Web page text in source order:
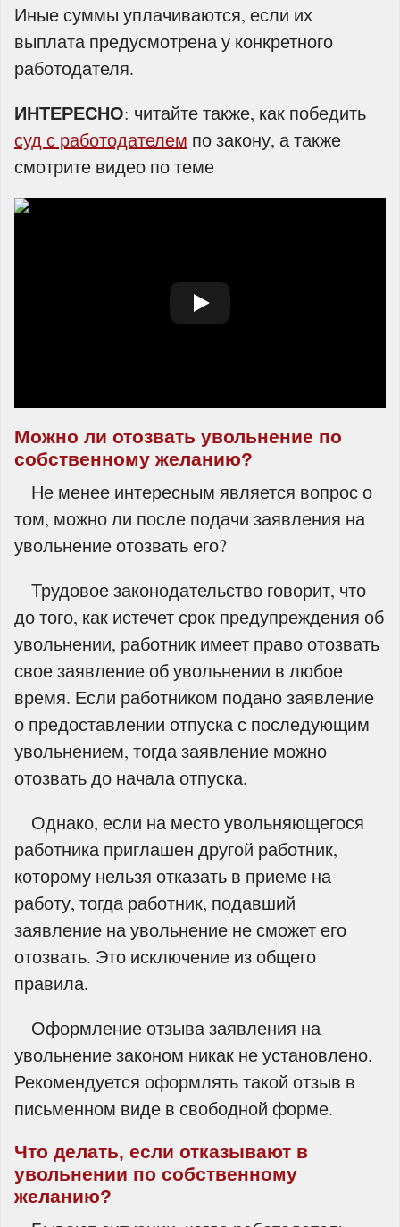
Иные суммы уплачиваются, если их
выплата предусмотрена у конкретного
работодателя.
ИНТЕРЕСНО: читайте также, как победить
суд с работодателем по закону, а также
смотрите видео по теме
Можно ли отозвать увольнение по
собственному желанию?
Не менее интересным является вопрос о
том, можно ли после подачи заявления на
увольнение отозвать его?
Трудовое законодательство говорит, что
до того, как истечет срок предупреждения об
увольнении, работник имеет право отозвать
свое заявление об увольнении в любое
время. Если работником подано заявление
о предоставлении отпуска с последующим
увольнением, тогда заявление можно
отозвать до начала отпуска.
Однако, если на место увольняющегося
работника приглашен другой работник,
которому нельзя отказать в приеме на
работу, тогда работник, подавший
заявление на увольнение не сможет его
отозвать. Это исключение из общего
правила.
Оформление отзыва заявления на
увольнение законом никак не установлено.
Рекомендуется оформлять такой отзыв в
письменном виде в свободной форме.
Что делать, если отказывают в
увольнении по собственному
желанию?